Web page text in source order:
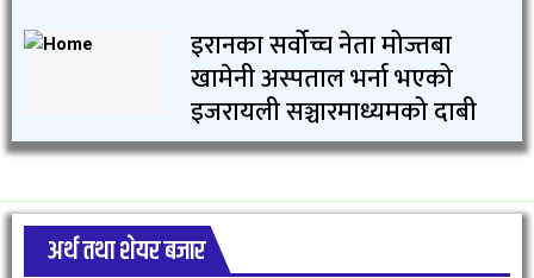
इरानका सर्वोच्च नेता मोज्तबा
खामेनी अस्पताल भर्ना भएको
इजरायली सञ्चारमाध्यमको दाबी
अर्थ तथा शेयर बजार